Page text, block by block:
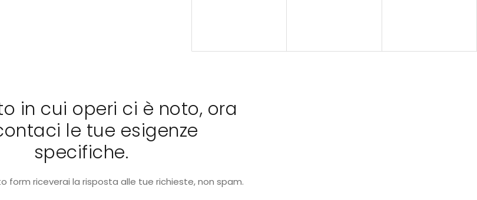
in cui operi ci è noto, ora
le tue esigenze
specifiche.
form riceverai la risposta alle tue richieste, non spam.